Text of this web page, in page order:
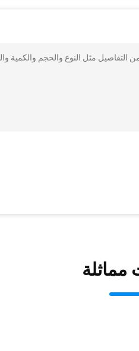
التفاصيل مثل النوع والحجم والكمية
مماثلة